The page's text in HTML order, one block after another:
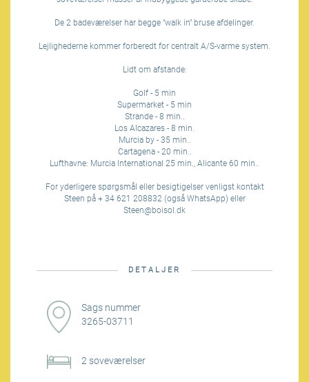
De 2 badeværelser har begge "walk in" bruse afdelinger.
Lejlighederne kommer forberedt for centralt A/S-varme system.
Lidt om afstande:
Golf - 5 min
Supermarket - 5 min
Strande - 8 min..
Los Alcazares - 8 min.
Murcia by - 35 min..
Cartagena - 20 min..
Lufthavne: Murcia International 25 min., Alicante 60 min..
For yderligere spørgsmål eller besigtigelser venligst kontakt
Steen på + 34 621 208832 (også WhatsApp) eller
Steen@boisol.dk
DETALJER
Sags nummer
3265-03711
2 soveværelser